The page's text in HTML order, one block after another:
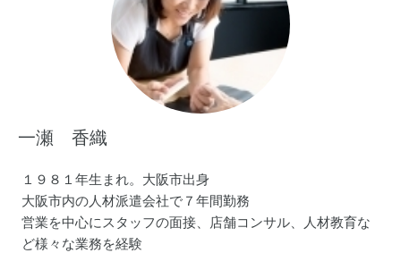
一瀬 香織
１９８１年生まれ。大阪市出身
大阪市内の人材派遣会社で７年間勤務
営業を中心にスタッフの面接、店舗コンサル、人材教育な
ど様々な業務を経験